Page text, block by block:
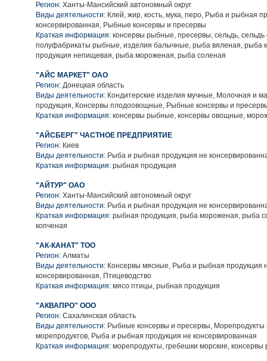
Регион: Ханты-Мансийский автономный округ
Виды деятельности: Клей, жир, кость, мука, перо, Рыба и рыбная
консервированная, Рыбные консервы и пресервы
Краткая информация: консервы рыбные, пресервы, сельдь, сельдь
полуфабрикаты рыбные, изделия балычные, рыба вяленая, рыба
продукция непищевая, рыба мороженая, рыба соленая
"АЙС МАРКЕТ" ОАО
Регион: Донецкая область
Виды деятельности: Кондитерские изделия мучные, Молочная и
продукция, Консервы плодоовощные, Рыбные консервы и
Краткая информация: консервы рыбные, консервы овощные,
"АЙСБЕРГ" ЧАСТНОЕ ПРЕДПРИЯТИЕ
Регион: Киев
Виды деятельности: Рыба и рыбная продукция не
Краткая информация: рыбная продукция
"АЙТУР" ОАО
Регион: Ханты-Мансийский автономный округ
Виды деятельности: Рыба и рыбная продукция не
Краткая информация: рыбная продукция, рыба мороженая, рыба
копченая
"АК-КАНАТ" ТОО
Регион: Алматы
Виды деятельности: Консервы мясные, Рыба и рыбная продукция
консервированная, Птицеводство
Краткая информация: мясо птицы, рыбная продукция
"АКВАПРО" ООО
Регион: Сахалинская область
Виды деятельности: Рыбные консервы и пресервы, Морепродукты
морепродуктов, Рыба и рыбная продукция не консервированная
Краткая информация: морепродукты, гребешки морские,